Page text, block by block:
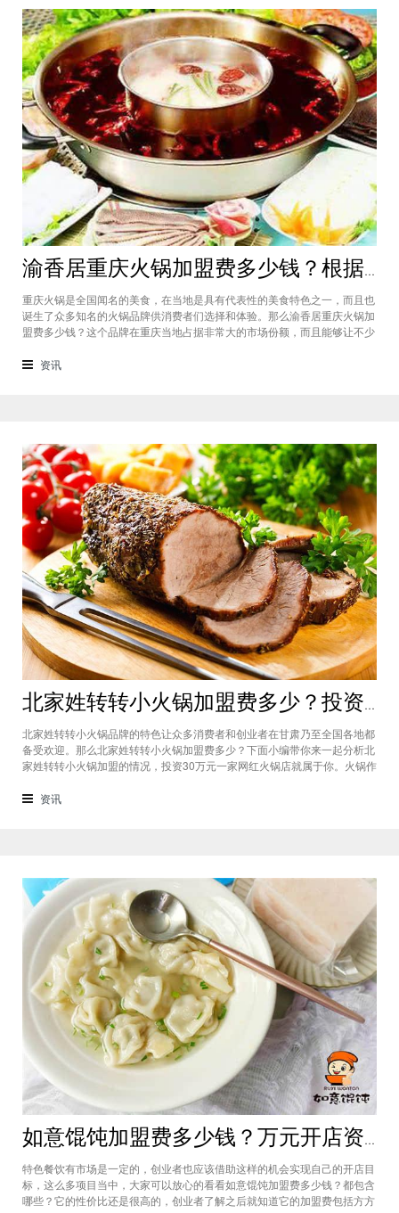
渝香居重庆火锅加盟费多少钱？根据所在城市进行规划非常合适创业
重庆火锅是全国闻名的美食，在当地是具有代表性的美食特色之一，而且也
诞生了众多知名的火锅品牌供消费者们选择和体验。那么渝香居重庆火锅加
盟费多少钱？这个品牌在重庆当地占据非常大的市场份额，而且能够让不少
者所在城市进行制定和规划的，渝香居重庆火锅加盟成为了大家心中非常合
资讯
北家姓转转小火锅加盟费多少？投资30万一家网红火锅店就属于你
北家姓转转小火锅品牌的特色让众多消费者和创业者在甘肃乃至全国各地都
备受欢迎。那么北家姓转转小火锅加盟费多少？下面小编带你来一起分析北
家姓转转小火锅加盟的情况，投资30万元一家网红火锅店就属于你。火锅作
态存在着。北家姓转转小火锅凭借自己的产品和装修在美食市场当中受到越
资讯
如意馄饨加盟费多少钱？万元开店资金压力基本上不会出现在经营中
特色餐饮有市场是一定的，创业者也应该借助这样的机会实现自己的开店目
标，这么多项目当中，大家可以放心的看看如意馄饨加盟费多少钱？都包含
哪些？它的性价比还是很高的，创业者了解之后就知道它的加盟费包括方方